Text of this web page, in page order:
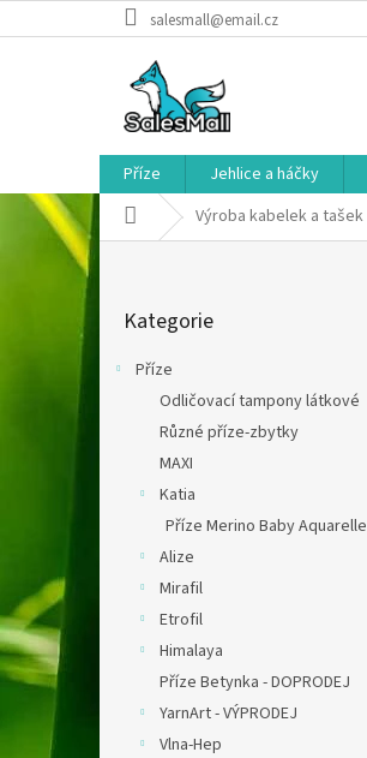
na
salesmall@email.cz
Příze Jehlice a háčky
Domů Výroba kabelek a tašek
kategorie
Kategorie
Příze
Odličovací tampony látkové
Různé příze-zbytky
MAXI
Katia
Příze Merino Baby Aquarelle
Alize
Mirafil
Etrofil
Himalaya
Příze Betynka - DOPRODEJ
YarnArt - VÝPRODEJ
Vlna-Hep